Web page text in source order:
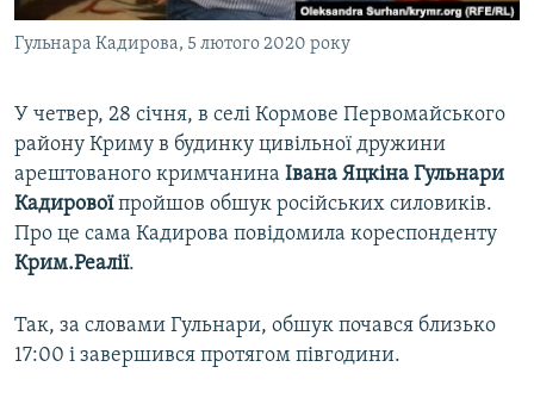
УКРАЇНСЬКА ПРОБЛЕМА КРИМУ
ІНФОГРАФІКА
ДОЛУЧАЙСЯ!
Усі сайти RFE/RL
Гульнара Кадирова, 5 лютого 2020 року
У четвер, 28 січня, в селі Кормове Первомайського
району Криму в будинку цивільної дружини
арештованого кримчанина Івана Яцкіна Гульнари
Кадировоїпройшов обшук російських силовиків.
Про це сама Кадирова повідомила кореспонденту
Крим.Реалії.
Так, за словами Гульнари, обшук почався близько
17:00 і завершився протягом півгодини.